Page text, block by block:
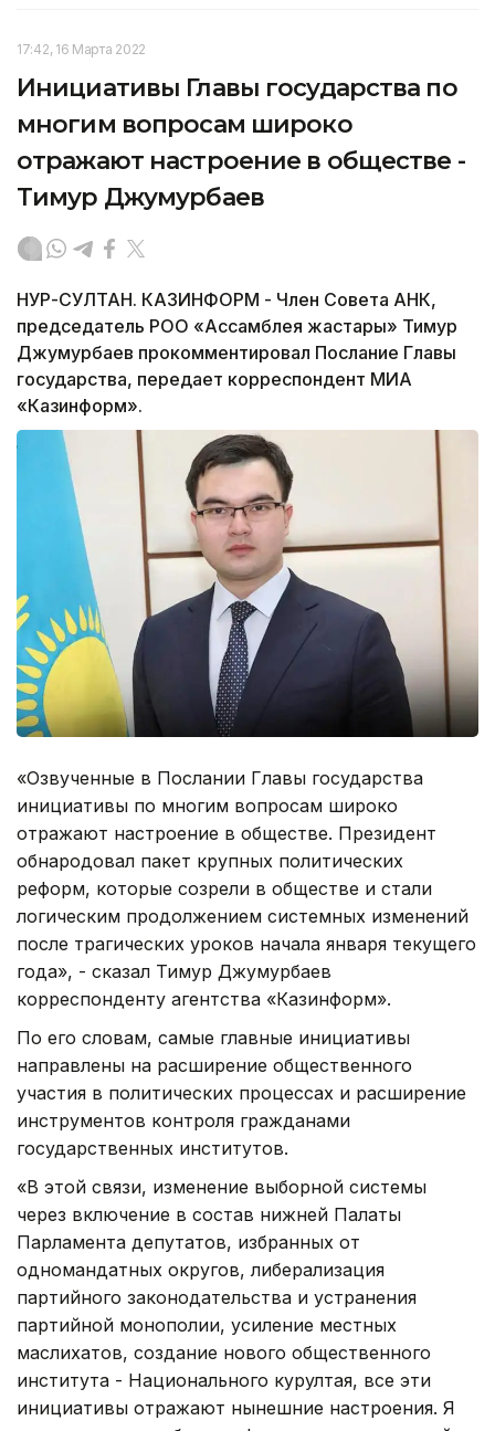
17:42, 16 Марта 2022
Инициативы Главы государства по
многим вопросам широко
отражают настроение в обществе -
Тимур Джумурбаев
НУР-СУЛТАН. КАЗИНФОРМ - Член Совета АНК,
председатель РОО «Ассамблея жастары» Тимур
Джумурбаев прокомментировал Послание Главы
государства, передает корреспондент МИА
«Казинформ».
«Озвученные в Послании Главы государства
инициативы по многим вопросам широко
отражают настроение в обществе. Президент
обнародовал пакет крупных политических
реформ, которые созрели в обществе и стали
логическим продолжением системных изменений
после трагических уроков начала января текущего
года», - сказал Тимур Джумурбаев
корреспонденту агентства «Казинформ».
По его словам, самые главные инициативы
направлены на расширение общественного
участия в политических процессах и расширение
инструментов контроля гражданами
государственных институтов.
«В этой связи, изменение выборной системы
через включение в состав нижней Палаты
Парламента депутатов, избранных от
одномандатных округов, либерализация
партийного законодательства и устранения
партийной монополии, усиление местных
маслихатов, создание нового общественного
института - Национального курултая, все эти
инициативы отражают нынешние настроения. Я